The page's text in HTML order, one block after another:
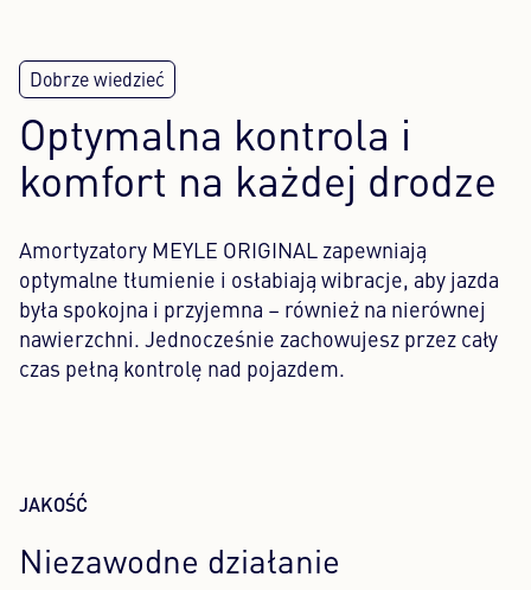
Optymalna kontrola i
komfort na każdej drodze
Amortyzatory MEYLE ORIGINAL zapewniają
optymalne tłumienie i osłabiają wibracje, aby jazda
była spokojna i przyjemna – również na nierównej
nawierzchni. Jednocześnie zachowujesz przez cały
czas pełną kontrolę nad pojazdem.
JAKOŚĆ
Niezawodne działanie